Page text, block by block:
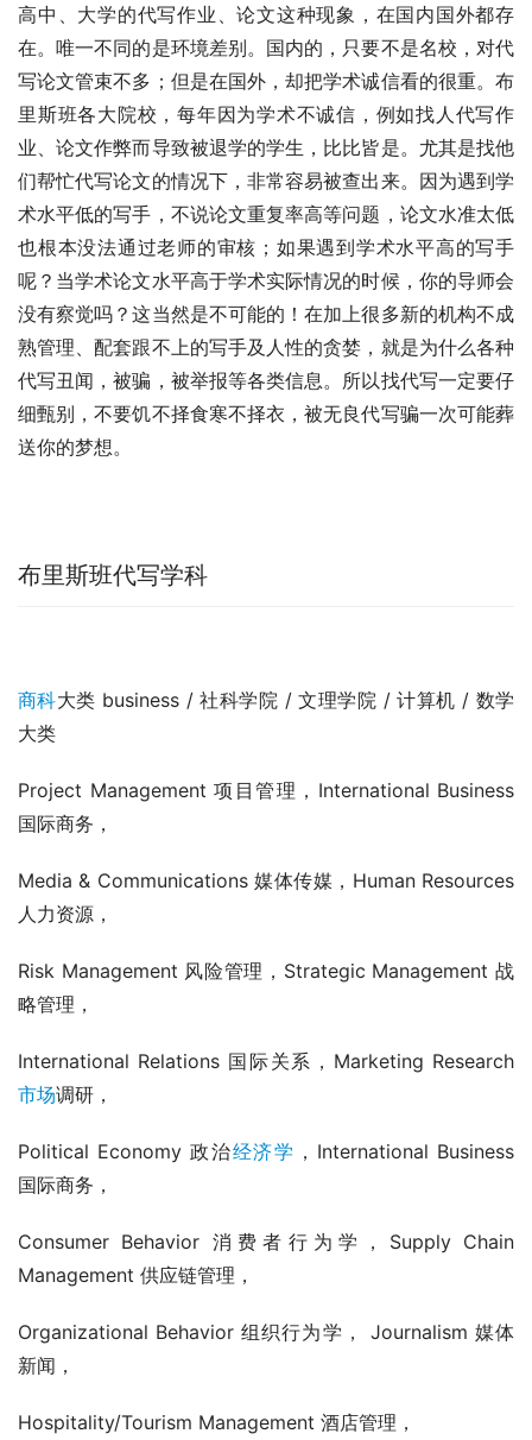
高中、大学的代写作业、论文这种现象，在国内国外都存
在。唯一不同的是环境差别。国内的，只要不是名校，对代
写论文管束不多；但是在国外，却把学术诚信看的很重。布
里斯班各大院校，每年因为学术不诚信，例如找人代写作
业、论文作弊而导致被退学的学生，比比皆是。尤其是找他
们帮忙代写论文的情况下，非常容易被查出来。因为遇到学
术水平低的写手，不说论文重复率高等问题，论文水准太低
也根本没法通过老师的审核；如果遇到学术水平高的写手
呢？当学术论文水平高于学术实际情况的时候，你的导师会
没有察觉吗？这当然是不可能的！在加上很多新的机构不成
熟管理、配套跟不上的写手及人性的贪婪，就是为什么各种
代写丑闻，被骗，被举报等各类信息。所以找代写一定要仔
细甄别，不要饥不择食寒不择衣，被无良代写骗一次可能葬
送你的梦想。
布里斯班代写学科
商科大类 business / 社科学院 / 文理学院 / 计算机 / 数学
大类
Project Management 项目管理，International Business
国际商务，
Media & Communications 媒体传媒，Human Resources
人力资源，
Risk Management 风险管理，Strategic Management 战
略管理，
市场调研，
Political Economy 政治经济学 ，International Business
国际商务，
Consumer Behavior 消费者行为学，Supply Chain
Management 供应链管理，
Organizational Behavior 组织行为学， Journalism 媒体
新闻，
Hospitality/Tourism Management 酒店管理，